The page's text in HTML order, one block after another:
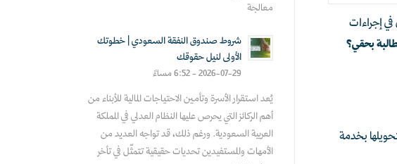
إجراءات
بحقي؟
بخدمة
معالجة
شروط صندوق النفقة السعودي | خطوتك
الأولى لنيل حقوقك
2026-07-29 - 6:52 مساءً
يُعد استقرار الأسرة وتأمين الاحتياجات المالية للأبناء من
أهم الركائز التي يحرص عليها النظام العدلي في المملكة
العربية السعودية. ورغم ذلك، قد تواجه العديد من
الأمهات والمستفيدين تحديات حقيقية تتمثّل في تأخر